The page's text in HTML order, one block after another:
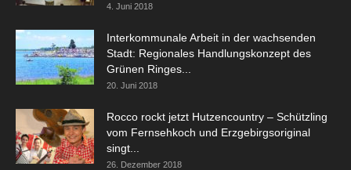
4. Juni 2018
Interkommunale Arbeit in der wachsenden
Stadt: Regionales Handlungskonzept des
Grünen Ringes...
20. Juni 2018
Rocco rockt jetzt Hutzencountry – Schützling
vom Fernsehkoch und Erzgebirgsoriginal
singt...
26. Dezember 2018